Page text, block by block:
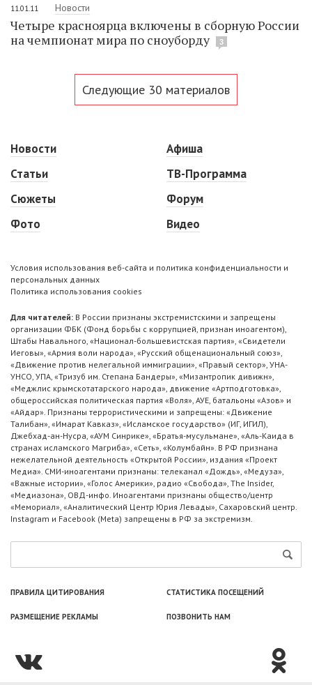
11.01.11 Новости
Четыре красноярца включены в сборную России
на чемпионат мира по сноуборду
3
Следующие 30 материалов
Новости
Статьи
Сюжеты
Фото
Афиша
ТВ-Программа
Форум
Видео
Условия использования веб-сайта и политика конфиденциальности и
персональных данных
Политика использования cookies
Для читателей: В России признаны экстремистскими и запрещены
организации ФБК (Фонд борьбы с коррупцией, признан иноагентом),
Штабы Навального, «Национал-большевистская партия», «Свидетели
Иеговы», «Армия воли народа», «Русский общенациональный союз»,
«Движение против нелегальной иммиграции», «Правый сектор», УНА-
УНСО, УПА, «Тризуб им. Степана Бандеры», «Мизантропик дивижн»,
«Меджлис крымскотатарского народа», движение «Артподготовка»,
общероссийская политическая партия «Воля», АУЕ, батальоны «Азов» и
«Айдар». Признаны террористическими и запрещены: «Движение
Талибан», «Имарат Кавказ», «Исламское государство» (ИГ, ИГИЛ),
Джебхад-ан-Нусра, «АУМ Синрике», «Братья-мусульмане», «Аль-Каида в
странах исламского Магриба», «Сеть», «Колумбайн». В РФ признана
нежелательной деятельность «Открытой России», издания «Проект
Медиа». СМИ-иноагентами признаны: телеканал «Дождь», «Медуза»,
«Важные истории», «Голос Америки», радио «Свобода», The Insider,
«Медиазона», ОВД-инфо. Иноагентами признаны общество/центр
«Мемориал», «Аналитический Центр Юрия Левады», Сахаровский центр.
Instagram и Facebook (Metа) запрещены в РФ за экстремизм.
ПРАВИЛА ЦИТИРОВАНИЯ СТАТИСТИКА ПОСЕЩЕНИЙ
РАЗМЕЩЕНИЕ РЕКЛАМЫ ПОЗВОНИТЬ НАМ